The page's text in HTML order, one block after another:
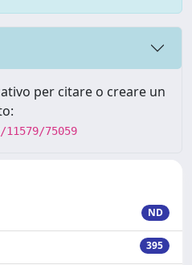
per citare o creare un
75059
ND
395